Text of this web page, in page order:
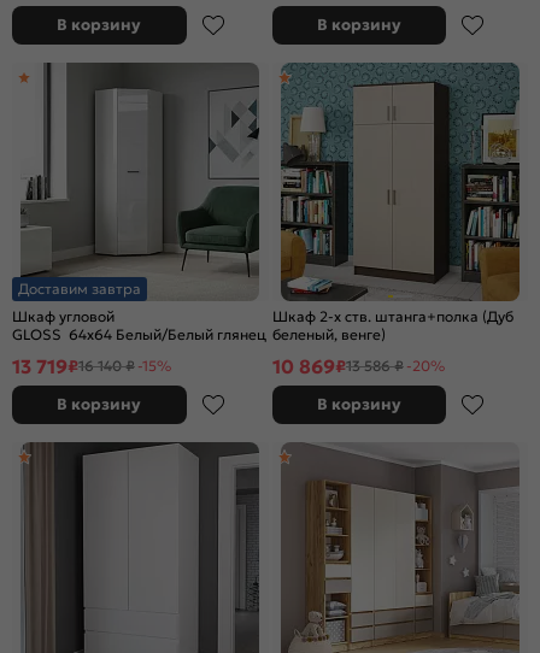
В корзину В корзину
Доставим завтра
Шкаф угловой
GLOSS 64х64 Белый/Белый глянец
13 719₽16 140 ₽ -15%
В корзину
Шкаф 2-х ств. штанга+полка (Дуб
беленый, венге)
10 869₽13 586 ₽ -20%
В корзину